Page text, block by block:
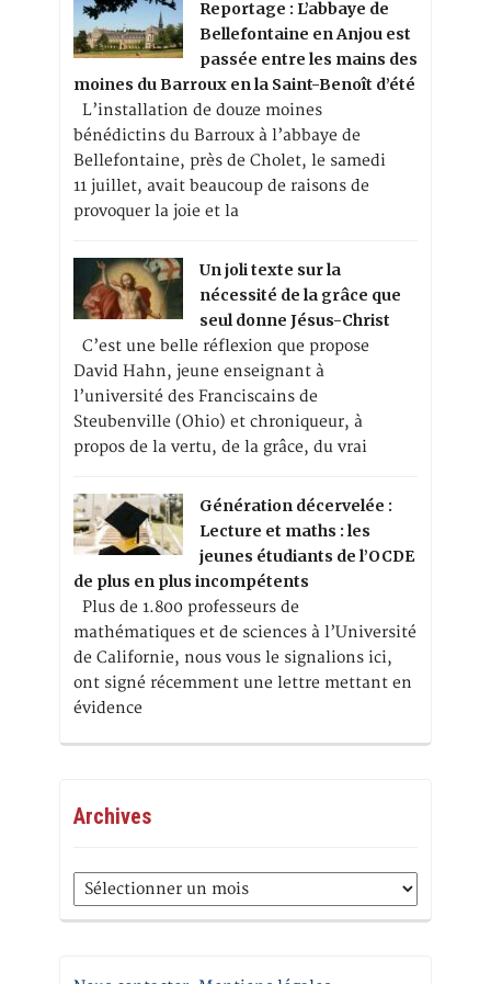
Reportage : L’abbaye de
Bellefontaine en Anjou est
passée entre les mains des
moines du Barroux en la Saint-Benoît d’été
L’installation de douze moines
bénédictins du Barroux à l’abbaye de
Bellefontaine, près de Cholet, le samedi
11 juillet, avait beaucoup de raisons de
provoquer la joie et la
Un joli texte sur la
nécessité de la grâce que
seul donne Jésus-Christ
C’est une belle réflexion que propose
David Hahn, jeune enseignant à
l’université des Franciscains de
Steubenville (Ohio) et chroniqueur, à
propos de la vertu, de la grâce, du vrai
Génération décervelée :
Lecture et maths : les
jeunes étudiants de l’OCDE
de plus en plus incompétents
Plus de 1.800 professeurs de
mathématiques et de sciences à l’Université
de Californie, nous vous le signalions ici,
ont signé récemment une lettre mettant en
évidence
Archives
Archives